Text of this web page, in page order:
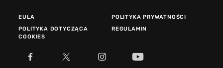
EULA
POLITYKA PRYWATNOŚCI
POLITYKA DOTYCZĄCA
COOKIES
REGULAMIN